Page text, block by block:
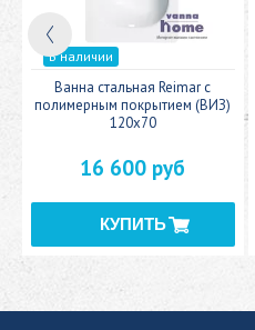
В наличии
Ванна стальная Reimar с
полимерным покрытием (ВИЗ)
120x70
16 600 руб